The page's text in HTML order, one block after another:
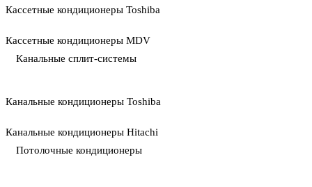
Кассетные кондиционеры Toshiba
Кассетные кондиционеры MDV
Канальные сплит-системы
Канальные кондиционеры Toshiba
Канальные кондиционеры Hitachi
Потолочные кондиционеры